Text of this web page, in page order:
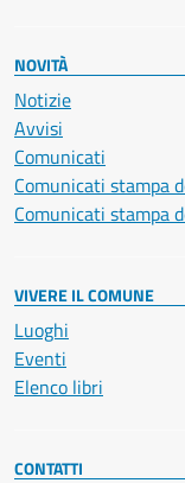
NOVITÀ
Notizie
Avvisi
Comunicati
Comunicati stampa
Comunicati stampa
VIVERE IL COMUNE
Luoghi
Eventi
Elenco libri
CONTATTI